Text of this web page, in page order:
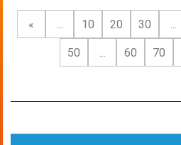
« 10 20 30
50 60 70